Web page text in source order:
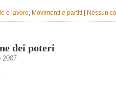
e lavoro Movimenti e partiti | Nessun
dei poteri
2007